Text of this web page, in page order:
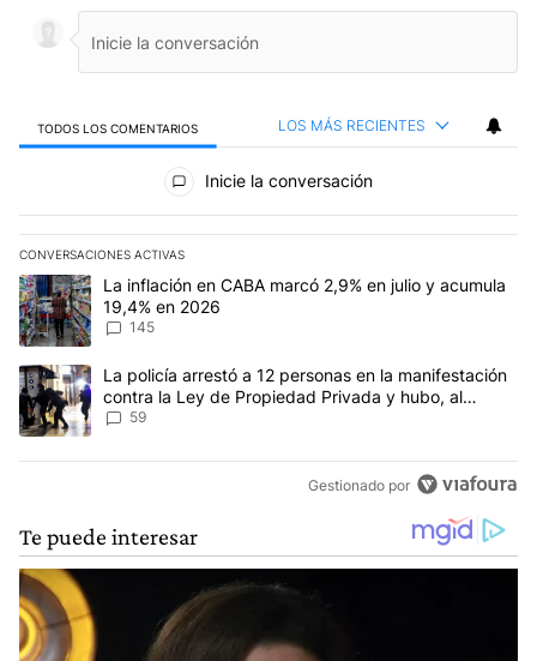
TODOS LOS COMENTARIOS LOS MÁS RECIENTES
Todos los comentarios
Inicie la conversación
CONVERSACIONES ACTIVAS
Este listado muestra los artículos con más comentarios en los
Un artículo de tendencia con el título "La inflación en CABA
La inflación en CABA marcó 2,9% en julio y acumula
19,4% en 2026
145
Un artículo de tendencia con el título "La policía arrestó a 12
La policía arrestó a 12 personas en la manifestación
contra la Ley de Propiedad Privada y hubo, al
menos, 3 agentes heridos
59
Gestionado por